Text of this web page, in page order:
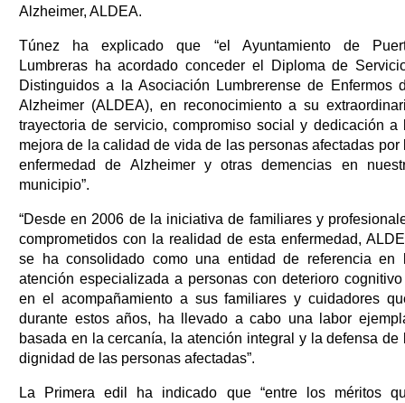
Alzheimer, ALDEA.
Túnez ha explicado que “el Ayuntamiento de
Lumbreras ha acordado conceder el Diploma de
Distinguidos a la Asociación Lumbrerense de Enfermos
Alzheimer (ALDEA), en reconocimiento a su
trayectoria de servicio, compromiso social y dedicación a
mejora de la calidad de vida de las personas afectadas por
enfermedad de Alzheimer y otras demencias en
municipio”.
“Desde en 2006 de la iniciativa de familiares y
comprometidos con la realidad de esta enfermedad,
se ha consolidado como una entidad de referencia en
atención especializada a personas con deterioro
en el acompañamiento a sus familiares y cuidadores
durante estos años, ha llevado a cabo una labor
basada en la cercanía, la atención integral y la defensa de
dignidad de las personas afectadas”.
La Primera edil ha indicado que “entre los méritos